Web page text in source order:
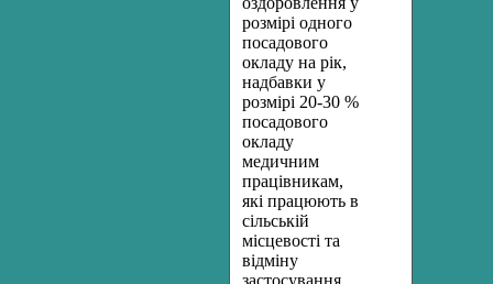
розмірі одного
посадового
окладу на рік,
надбавки у
розмірі 20-30 %
посадового
окладу
медичним
працівникам,
які працюють в
сільській
місцевості та
відміну
застосування